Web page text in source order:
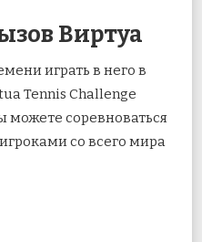
Виртуа
играть в него в
Tennis Challenge
можете соревноваться
со всего мира